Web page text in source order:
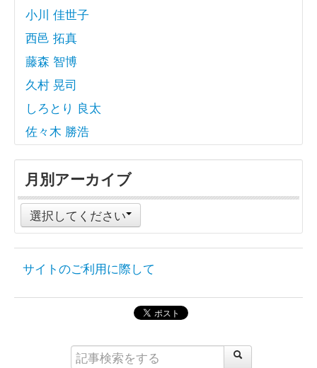
小川 佳世子
西邑 拓真
藤森 智博
久村 晃司
しろとり 良太
佐々木 勝浩
月別アーカイブ
選択してください
サイトのご利用に際して